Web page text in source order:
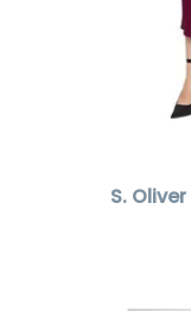
S. Oliver